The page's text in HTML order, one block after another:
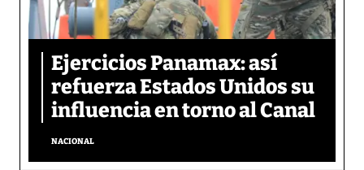
Ejercicios Panamax: así
refuerza Estados Unidos su
influencia en torno al Canal
NACIONAL